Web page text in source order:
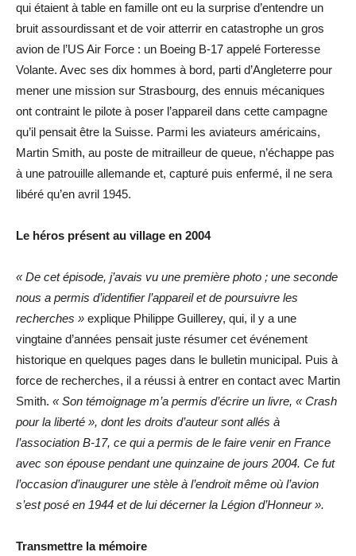
qui étaient à table en famille ont eu la surprise d’entendre un
bruit assourdissant et de voir atterrir en catastrophe un gros
avion de l’US Air Force : un Boeing B-17 appelé Forteresse
Volante. Avec ses dix hommes à bord, parti d’Angleterre pour
mener une mission sur Strasbourg, des ennuis mécaniques
ont contraint le pilote à poser l’appareil dans cette campagne
qu’il pensait être la Suisse. Parmi les aviateurs américains,
Martin Smith, au poste de mitrailleur de queue, n’échappe pas
à une patrouille allemande et, capturé puis enfermé, il ne sera
libéré qu’en avril 1945.
Le héros présent au village en 2004
« De cet épisode, j’avais vu une première photo ; une seconde
nous a permis d’identifier l’appareil et de poursuivre les
recherches » explique Philippe Guillerey, qui, il y a une
vingtaine d’années pensait juste résumer cet événement
historique en quelques pages dans le bulletin municipal. Puis à
force de recherches, il a réussi à entrer en contact avec Martin
Smith. « Son témoignage m’a permis d’écrire un livre, « Crash
pour la liberté », dont les droits d’auteur sont allés à
l’association B-17, ce qui a permis de le faire venir en France
avec son épouse pendant une quinzaine de jours 2004. Ce fut
l’occasion d’inaugurer une stèle à l’endroit même où l’avion
s’est posé en 1944 et de lui décerner la Légion d’Honneur ».
Transmettre la mémoire